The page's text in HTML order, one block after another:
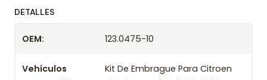
tienda previo correo de confirmación.
DETALLES
OEM: 123.0475-10
Vehículos
Kit De Embrague Para Citroen